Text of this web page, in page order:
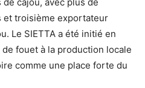
et troisième exportateur
Le SIETTA a été initié en
fouet à la production locale
comme une place forte du